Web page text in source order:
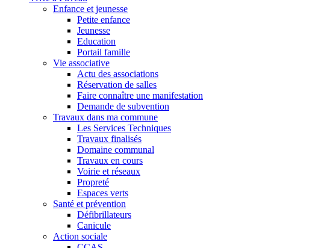
Enfance et jeunesse
Petite enfance
Jeunesse
Education
Portail famille
Vie associative
Actu des associations
Réservation de salles
Faire connaître une manifestation
Demande de subvention
Travaux dans ma commune
Les Services Techniques
Travaux finalisés
Domaine communal
Travaux en cours
Voirie et réseaux
Propreté
Espaces verts
Santé et prévention
Défibrillateurs
Canicule
Action sociale